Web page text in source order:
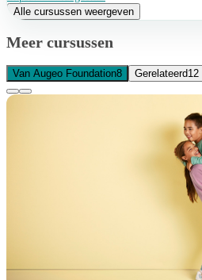
Alle cursussen weergeven
Meer cursussen
Van Augeo Foundation8 Gerelateerd12